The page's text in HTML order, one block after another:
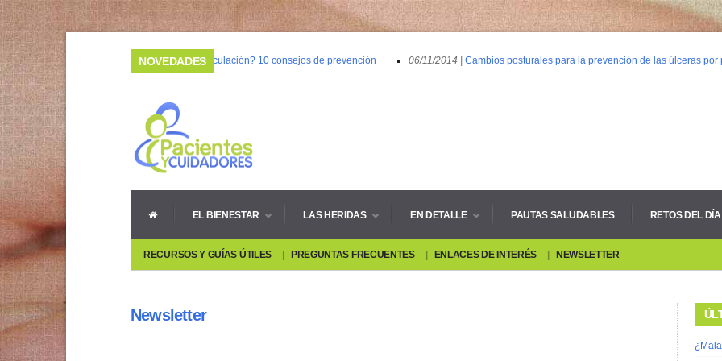
NOVEDADES
03/02/2015 |¿Mala circulación? 10 consejos de prevención 06/11/2014 |Cambios posturales para la prevención de las úlceras por
08/05/2014 |Vivir con heridas crónicas
EL BIENESTAR LAS HERIDAS EN DETALLE PAUTAS SALUDABLES RETOS DEL
RECURSOS Y GUÍAS ÚTILES PREGUNTAS FRECUENTES ENLACES DE INTERÉS NEWSLETTER
Newsletter